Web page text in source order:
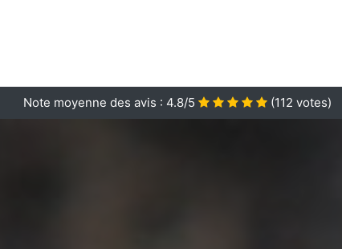
Note moyenne des avis : 4.8/5 (112 votes)